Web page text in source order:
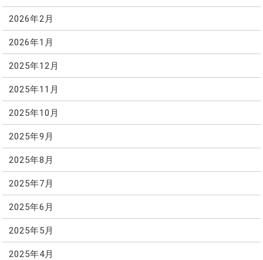
2026年2月
2026年1月
2025年12月
2025年11月
2025年10月
2025年9月
2025年8月
2025年7月
2025年6月
2025年5月
2025年4月